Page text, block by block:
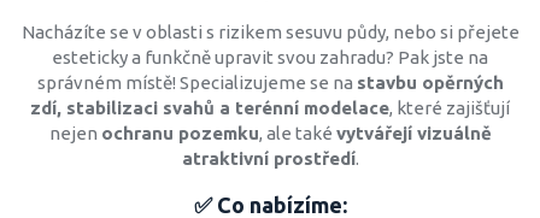
Nacházíte se v oblasti s rizikem sesuvu půdy, nebo si přejete
esteticky a funkčně upravit svou zahradu? Pak jste na
správném místě! Specializujeme se na stavbu opěrných
zdí, stabilizaci svahů a terénní modelace, které zajišťují
nejen ochranu pozemku, ale také vytvářejí vizuálně
atraktivní prostředí.
✅ Co nabízíme: